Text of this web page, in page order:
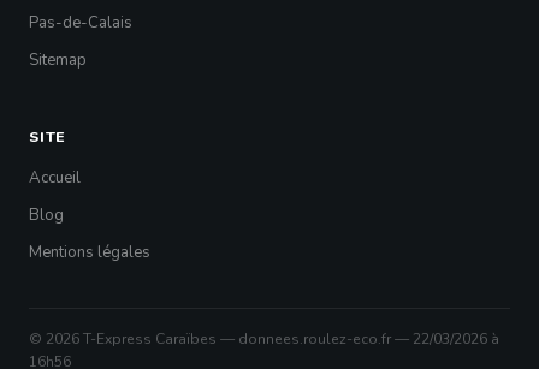
Pas-de-Calais
Sitemap
SITE
Accueil
Blog
Mentions légales
© 2026 T-Express Caraïbes — donnees.roulez-eco.fr — 22/03/2026 à
16h56